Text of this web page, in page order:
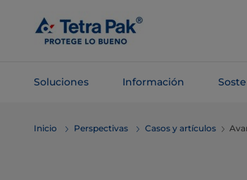
contenido
principal
Soluciones Información
navegación
Inicio Perspectivas Casos y artículos